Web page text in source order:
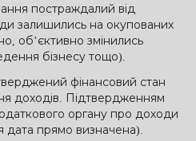
постраждалий від
залишились на окупованих
об’єктивно змінились
бізнесу тощо).
фінансовий стан
доходів. Підтвердженням
органу про доходи
дата прямо визначена).